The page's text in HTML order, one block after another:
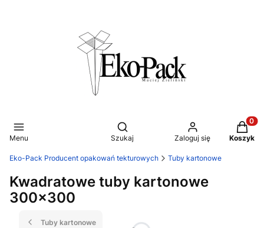
Menu
Otwórz wyszukiwarkę
Szukaj Zaloguj się Koszyk
Eko-Pack Producent opakowań tekturowych Tuby kartonowe
Kwadratowe tuby kartonowe
300x300
Tuby kartonowe